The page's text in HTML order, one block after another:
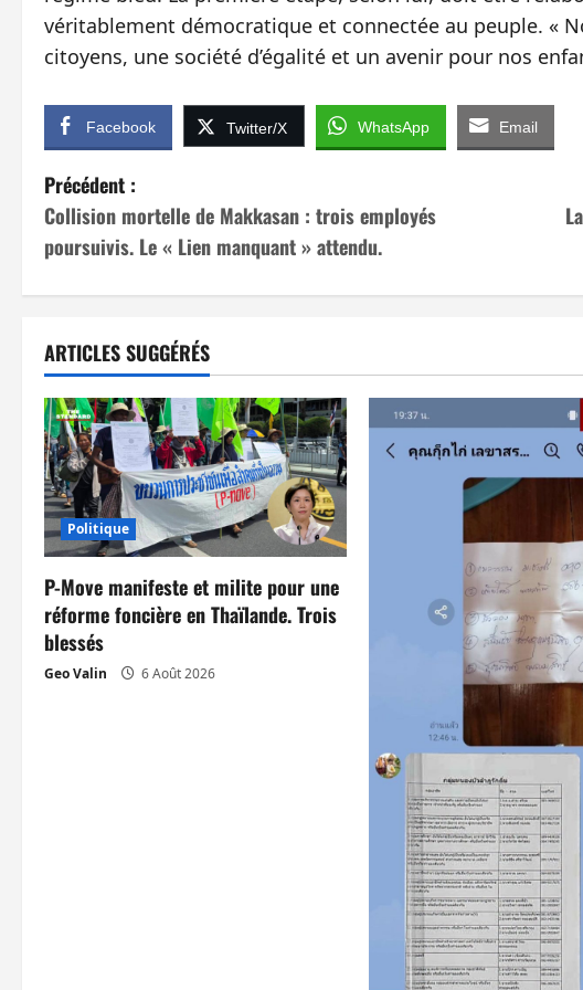
véritablement démocratique et connectée au peuple. «
citoyens, une société d’égalité et un avenir pour nos
Facebook Twitter/X WhatsApp Email
N
a
v
g
a
t
i
o
n
d
Précédent :
Collision mortelle de Makkasan : trois employés
poursuivis. Le « Lien manquant » attendu.
ARTICLES SUGGÉRÉS
Politique
P-Move manifeste et milite pour une
réforme foncière en Thaïlande. Trois
blessés
Geo Valin 6 Août 2026